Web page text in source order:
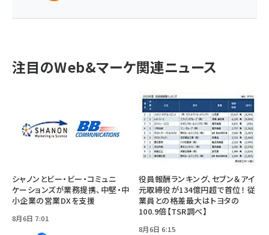
注目のWeb&マーケ関連ニュース
シャノンとビー・ビー・コミュニ
ケーションズが業務提携、中堅・中
小企業の営業DXを支援
8月6日 7:01
役員報酬ランキング、セブン＆アイ
元取締役が134億円超で首位！ 従
業員との格差最大はトヨタの
100.9倍【TSR調べ】
8月6日 6:15